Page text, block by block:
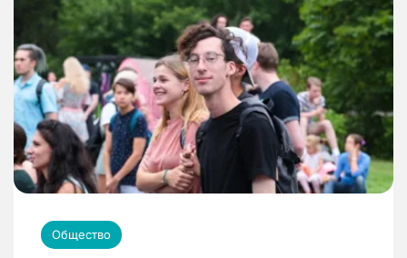
Общество